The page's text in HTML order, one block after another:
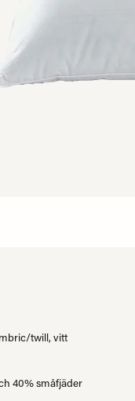
twill, vitt
40% småfjäder